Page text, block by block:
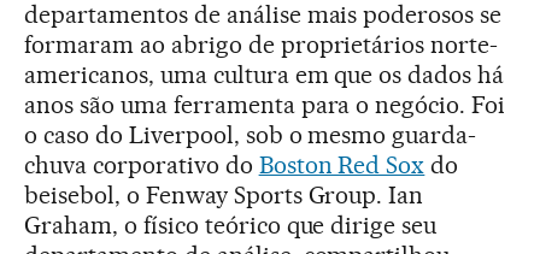
departamentos de análise mais poderosos se
formaram ao abrigo de proprietários norte-
americanos, uma cultura em que os dados há
anos são uma ferramenta para o negócio. Foi
o caso do Liverpool, sob o mesmo guarda-
chuva corporativo do Boston Red Sox do
beisebol, o Fenway Sports Group. Ian
Graham, o físico teórico que dirige seu